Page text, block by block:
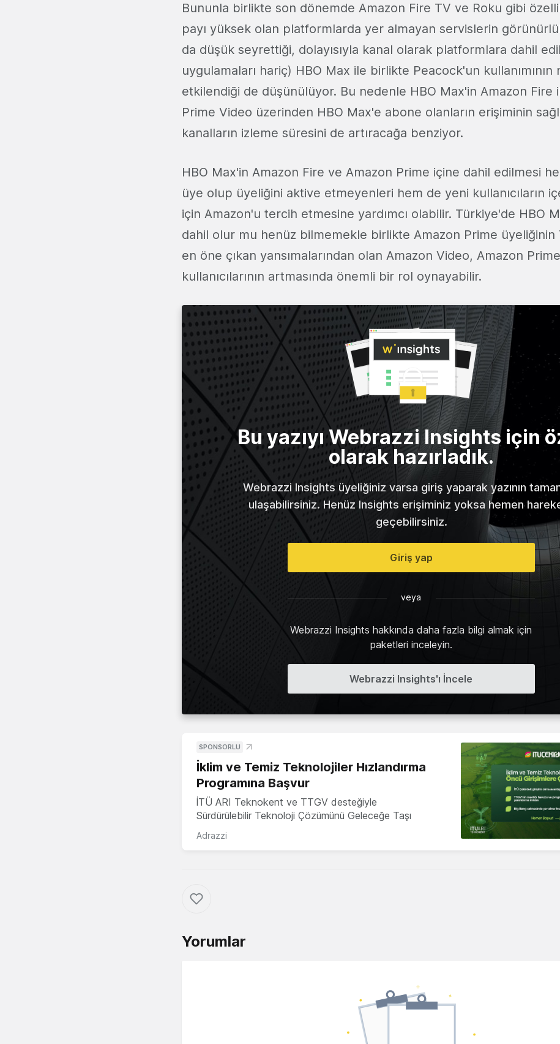
Bununla birlikte son dönemde Amazon Fire TV ve Roku gibi
payı yüksek olan platformlarda yer almayan servislerin
da düşük seyrettiği, dolayısıyla kanal olarak platformlara dahil
uygulamaları hariç) HBO Max ile birlikte Peacock'un kullanımının
etkilendiği de düşünülüyor. Bu nedenle HBO Max'in Amazon Fire
Prime Video üzerinden HBO Max'e abone olanların erişiminin
kanalların izleme süresini de artıracağa benziyor.
HBO Max'in Amazon Fire ve Amazon Prime içine dahil edilmesi
üye olup üyeliğini aktive etmeyenleri hem de yeni kullanıcıların
için Amazon'u tercih etmesine yardımcı olabilir. Türkiye'de HBO
dahil olur mu henüz bilmemekle birlikte Amazon Prime üyeliğinin
en öne çıkan yansımalarından olan Amazon Video, Amazon Prime
kullanıcılarının artmasında önemli bir rol oynayabilir.
Bu yazıyı Webrazzi Insights için
olarak hazırladık.
Webrazzi Insights üyeliğiniz varsa giriş yaparak yazının
ulaşabilirsiniz. Henüz Insights erişiminiz yoksa hemen
geçebilirsiniz.
Giriş yap
veya
Webrazzi Insights hakkında daha fazla bilgi almak için
paketleri inceleyin.
Webrazzi Insights'ı İncele
SPONSORLU
İklim ve Temiz Teknolojiler Hızlandırma
Programına Başvur
İTÜ ARI Teknokent ve TTGV desteğiyle
Sürdürülebilir Teknoloji Çözümünü Geleceğe Taşı
Adrazzi
Yorumlar